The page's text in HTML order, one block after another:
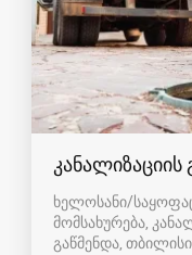
კანალიზაციის
ხელოსანი/
მომსახურება,
გაწმენდა თბილისი